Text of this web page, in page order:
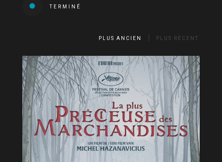
TERMINÉ
PLUS ANCIEN PLUS RÉCENT